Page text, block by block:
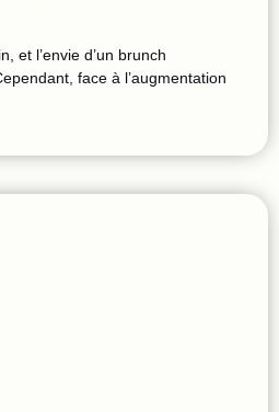
et l’envie d’un brunch
face à l’augmentation